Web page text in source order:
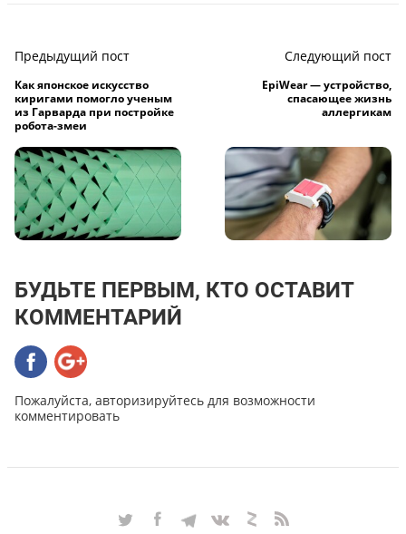
Предыдущий пост
Как японское искусство
киригами помогло ученым
из Гарварда при постройке
робота-змеи
Следующий пост
EpiWear — устройство,
спасающее жизнь
аллергикам
БУДЬТЕ ПЕРВЫМ, КТО ОСТАВИТ
КОММЕНТАРИЙ
Пожалуйста, авторизируйтесь для возможности
комментировать